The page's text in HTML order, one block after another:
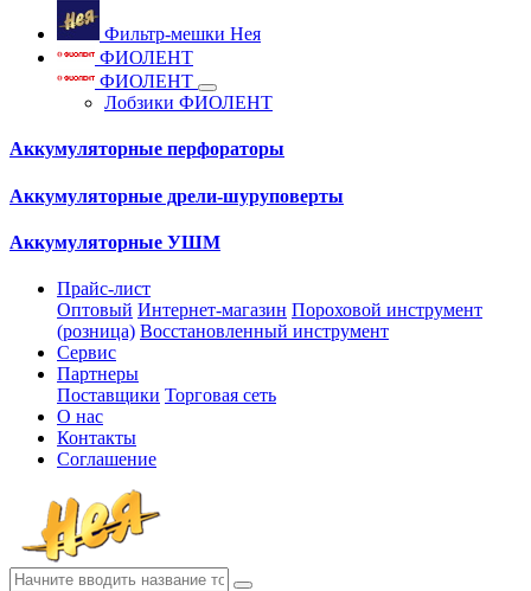
Фильтр-мешки Нея
ФИОЛЕНТ
ФИОЛЕНТ
Лобзики ФИОЛЕНТ
Аккумуляторные перфораторы
Аккумуляторные дрели-шуруповерты
Аккумуляторные УШМ
Прайс-лист
Оптовый Интернет-магазин Пороховой инструмент
(розница) Восстановленный инструмент
Сервис
Партнеры
Поставщики Торговая сеть
О нас
Контакты
Соглашение